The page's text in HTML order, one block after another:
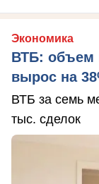
Экономика
ВТБ: объем
вырос на
ВТБ за семь
тыс. сделок